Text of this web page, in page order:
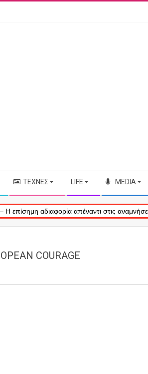
ΤΈΧΝΕΣ LIFE MEDIA
αδιαφορία απέναντι στις αναμνήσεις μας
COURAGE